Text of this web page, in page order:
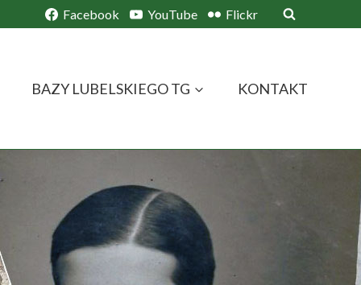
Facebook YouTube Flickr
BAZY LUBELSKIEGO TG KONTAKT